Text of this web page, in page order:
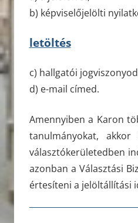
b) képviselőjelölti
letöltés
c) hallgatói
d) e-mail címed.
Amennyiben a Karon
tanulmányokat,
választókerületedben
azonban a Választási
értesíteni a jelöltállítási